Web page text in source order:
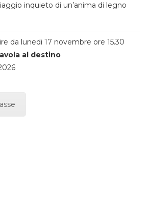
inquieto di un’anima di legno
da lunedi 17 novembre ore 15.30
al destino